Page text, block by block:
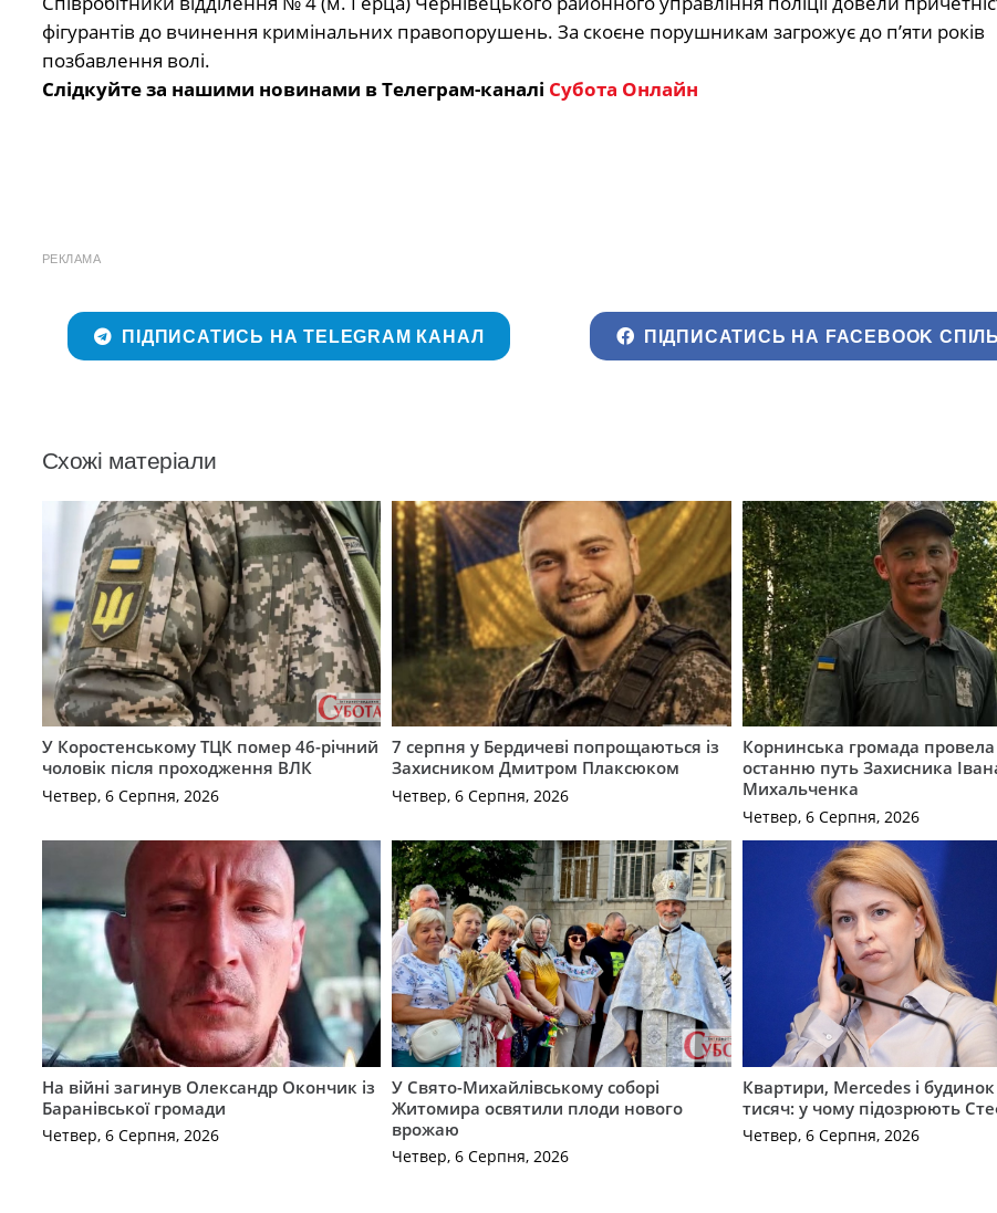
фігурантів до вчинення кримінальних правопорушень. За скоєне порушникам загрожує до п’яти років
позбавлення волі.
Слідкуйте за нашими новинами в Телеграм-каналі Субота Онлайн
РЕКЛАМА
ПІДПИСАТИСЬ НА TELEGRAM КАНАЛ ПІДПИСАТИСЬ НА FACEBOOK
Схожі матеріали
У Коростенському ТЦК помер 46-річний
чоловік після проходження ВЛК
Четвер, 6 Серпня, 2026
7 серпня у Бердичеві попрощаються із
Захисником Дмитром Плаксюком
Четвер, 6 Серпня, 2026
Корнинська громада
останню путь Захисника
Михальченка
Четвер, 6 Серпня, 2026
На війні загинув Олександр Окончик із
Баранівської громади
Четвер, 6 Серпня, 2026
У Свято-Михайлівському соборі
Житомира освятили плоди нового
врожаю
Четвер, 6 Серпня, 2026
Квартири, Mercedes і
тисяч: у чому підозрюють
Четвер, 6 Серпня, 2026